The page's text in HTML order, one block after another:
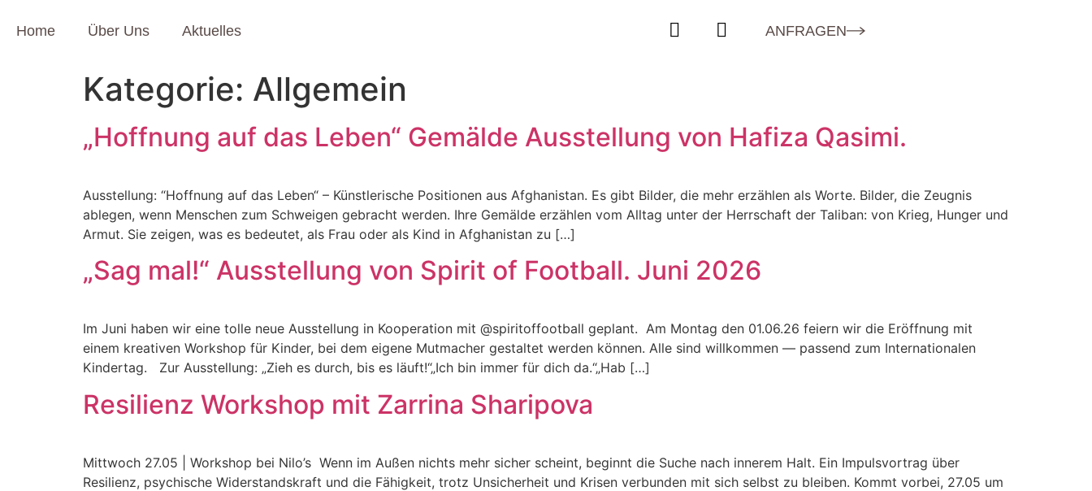
Home Über Uns Aktuelles ANFRAGEN
Kategorie: Allgemein
„Hoffnung auf das Leben“ Gemälde Ausstellung von Hafiza Qasimi⁩.
Ausstellung: “Hoffnung auf das Leben“ – Künstlerische Positionen aus Afghanistan. Es gibt Bilder, die mehr erzählen als Worte. Bilder, die Zeugnis
ablegen, wenn Menschen zum Schweigen gebracht werden. Ihre Gemälde erzählen vom Alltag unter der Herrschaft der Taliban: von Krieg, Hunger und
Armut. Sie zeigen, was es bedeutet, als Frau oder als Kind in Afghanistan zu […]
„Sag mal!“ Ausstellung von Spirit of Football. Juni 2026
Im Juni haben wir eine tolle neue Ausstellung in Kooperation mit @spiritoffootball geplant. Am Montag den 01.06.26 feiern wir die Eröffnung mit
einem kreativen Workshop für Kinder, bei dem eigene Mutmacher gestaltet werden können. Alle sind willkommen — passend zum Internationalen
Kindertag. Zur Ausstellung: „Zieh es durch, bis es läuft!“„Ich bin immer für dich da.“„Hab […]
Resilienz Workshop mit Zarrina Sharipova
Mittwoch 27.05 | Workshop bei Nilo’s Wenn im Außen nichts mehr sicher scheint, beginnt die Suche nach innerem Halt. Ein Impulsvortrag über
Resilienz, psychische Widerstandskraft und die Fähigkeit, trotz Unsicherheit und Krisen verbunden mit sich selbst zu bleiben. Kommt vorbei, 27.05 um